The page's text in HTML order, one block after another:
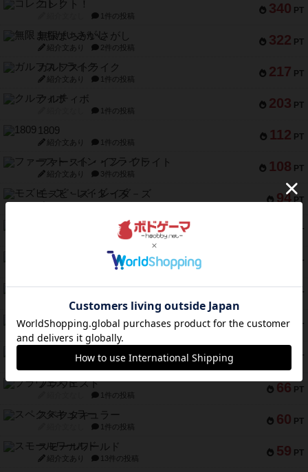
340 PT
コレクト！
1件の投稿
322 PT
無限まちがいさがし
紹介文あり 2件の投稿
217 PT
ガルフストライク
紹介文あり 1件の投稿
203 PT
クルティボ
1件の投稿
112 PT
1809
紹介文あり 1件の投稿
108 PT
ファースト・イン・フライト
紹介文あり 3件の投稿
94 PT
モズビ－ズ・レイダ－ズ
PT
テンプテーション
2件の投稿
PT
2件の投稿
PT
宵と暁の呪文書
紹介文あり 8件の投稿
73 PT
リスボン・トラム 28
紹介文あり 9件の投稿
PT
紹介文なし 1件の投稿
66 PT
ブラヴェスト
1件の投稿
60 PT
スペクタキュラー
1件の投稿
59 PT
スモールワールド
紹介文あり 13件の投稿